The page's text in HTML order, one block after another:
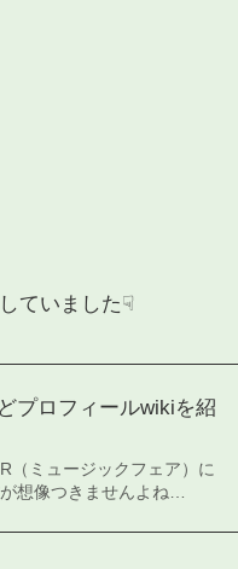
ていました☟
プロフィールwikiを紹
（ミュージックフェア）に
想像つきませんよね…